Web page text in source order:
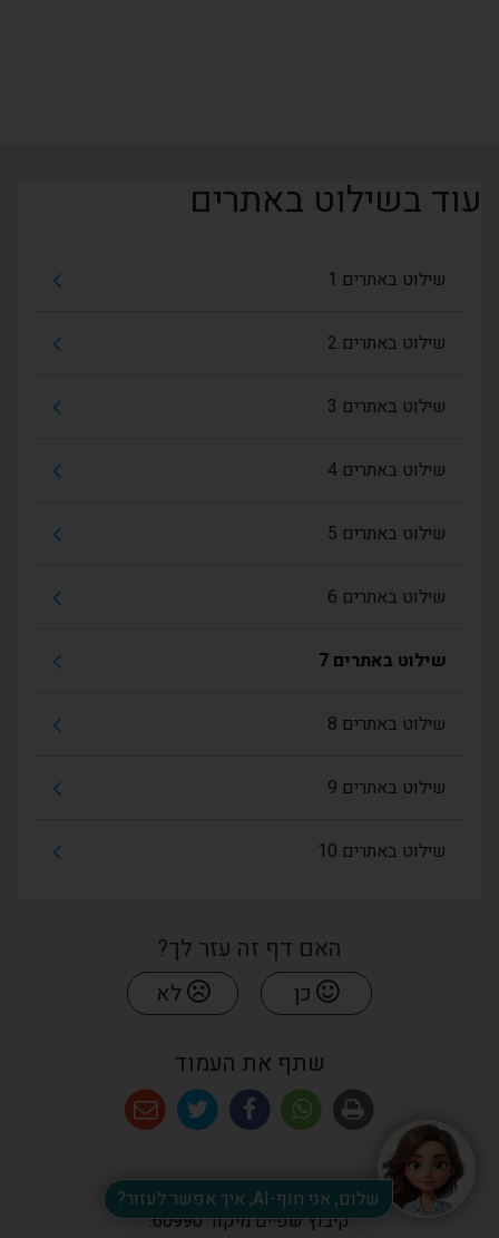
שלום, אני חוף-AI, איך אפשר לעזור?
עוד בשילוט באתרים
שילוט באתרים 1
שילוט באתרים 2
שילוט באתרים 3
שילוט באתרים 4
שילוט באתרים 5
שילוט באתרים 6
שילוט באתרים 7
שילוט באתרים 8
שילוט באתרים 9
שילוט באתרים 10
האם דף זה עזר לך?
כן לא
שתף את העמוד
קיבוץ שפיים מיקוד 60990.